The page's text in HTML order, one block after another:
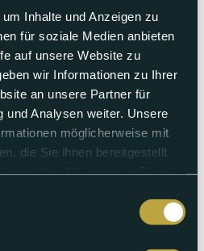
Inhalte und Anzeigen zu
für soziale Medien anbieten
auf unsere Website zu
wir Informationen zu Ihrer
an unsere Partner für
und Analysen weiter. Unsere
möglicherweise mit
die Sie ihnen bereitgestellt
sein Weg zum
der Italo-Sänger, wie er den
er mit seiner neuen Single